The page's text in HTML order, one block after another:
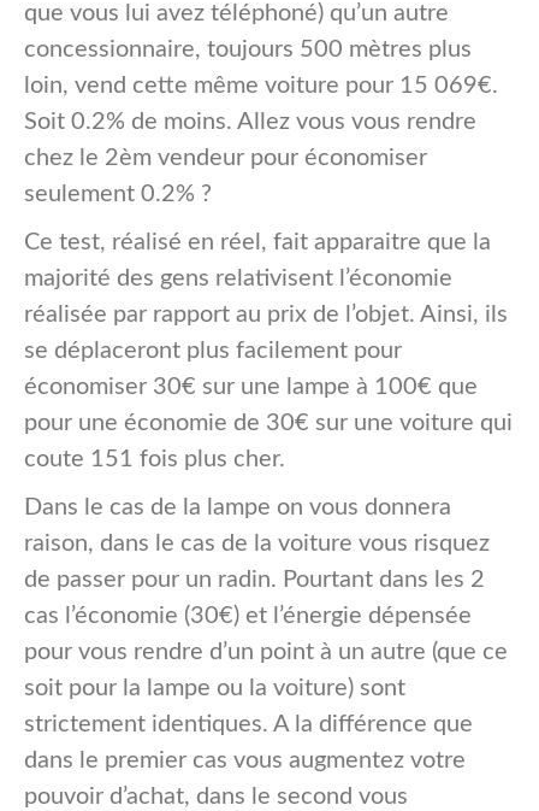
que vous lui avez téléphoné) qu’un autre
concessionnaire, toujours 500 mètres plus
loin, vend cette même voiture pour 15 069€.
Soit 0.2% de moins. Allez vous vous rendre
chez le 2èm vendeur pour économiser
seulement 0.2% ?
Ce test, réalisé en réel, fait apparaitre que la
majorité des gens relativisent l’économie
réalisée par rapport au prix de l’objet. Ainsi, ils
se déplaceront plus facilement pour
économiser 30€ sur une lampe à 100€ que
pour une économie de 30€ sur une voiture qui
coute 151 fois plus cher.
Dans le cas de la lampe on vous donnera
raison, dans le cas de la voiture vous risquez
de passer pour un radin. Pourtant dans les 2
cas l’économie (30€) et l’énergie dépensée
pour vous rendre d’un point à un autre (que ce
soit pour la lampe ou la voiture) sont
strictement identiques. A la différence que
dans le premier cas vous augmentez votre
pouvoir d’achat, dans le second vous